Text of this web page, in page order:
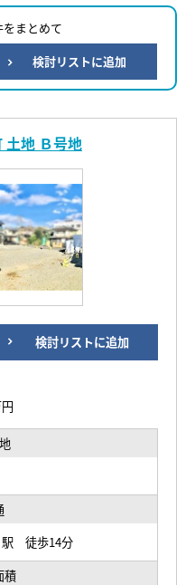
まとめて
検討リストに追加
土地 Ｂ号地
検討リストに追加
駅 徒歩14分
積